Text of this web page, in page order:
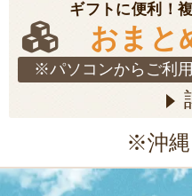
ギフトに便利！
おまと
※パソコンからご利用
※沖縄